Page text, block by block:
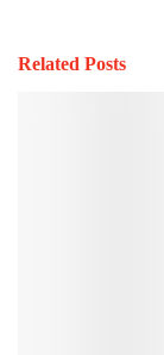
Related Posts